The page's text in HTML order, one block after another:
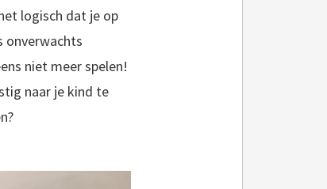
logisch dat je op
onverwachts
niet meer spelen!
naar je kind te